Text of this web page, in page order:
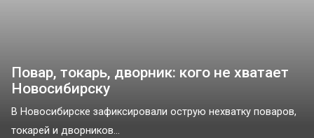
Повар, токарь, дворник: кого не хватает
Новосибирску
В Новосибирске зафиксировали острую нехватку поваров,
токарей и дворников...